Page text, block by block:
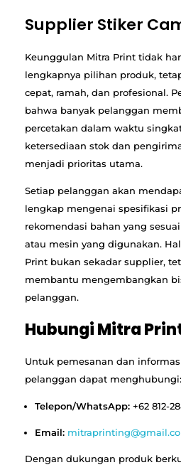
Supplier Stiker
Keunggulan Mitra Print tidak
lengkapnya pilihan produk,
cepat, ramah, dan profesional.
bahwa banyak pelanggan
percetakan dalam waktu
ketersediaan stok dan
menjadi prioritas utama.
Setiap pelanggan akan
lengkap mengenai spesifikasi
rekomendasi bahan yang
atau mesin yang digunakan.
Print bukan sekadar supplier,
membantu mengembangkan
pelanggan.
Hubungi Mitra
Untuk pemesanan dan
pelanggan dapat menghubungi:
Telepon/WhatsApp: +62 812-
Email:
Dengan dukungan produk